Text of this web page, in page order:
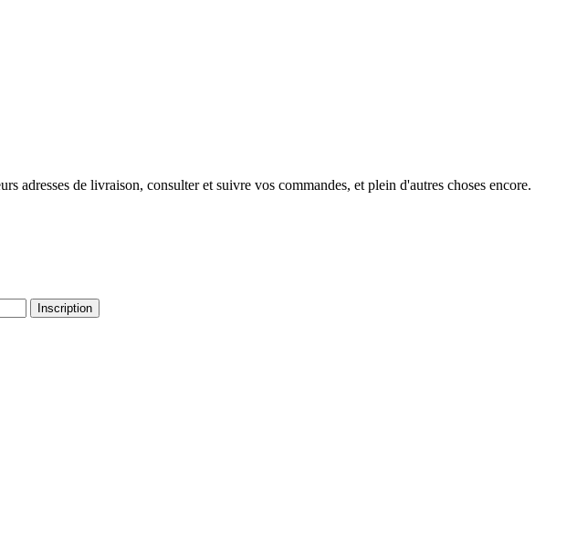
adresses de livraison, consulter et suivre vos commandes, et plein d'autres choses encore.
Inscription